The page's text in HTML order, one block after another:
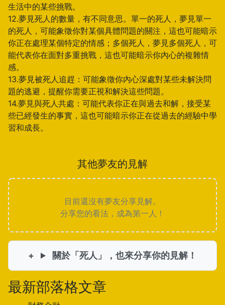
生活中的某些挑戰。
12.夢見死人的數量，有不同意思。單一的死人，夢見單一
的死人，可能象徵你對某個具體問題的關注，這也可能暗示
你正在處理某個特定的情感；多個死人，夢見多個死人，可
能代表你在面對多重挑戰，這也可能暗示你內心的複雜情
感。
13.夢見被死人追趕：可能象徵你內心深處對某些未解決問
題的逃避，提醒你需要正視和解決這些問題。
14.夢見與死人共處：可能代表你正在與過去和解，接受某
些已經發生的事實，這也可能暗示你正在從過去的經驗中學
習和成長。
其他夢友的見解
目前還沒有夢友分享見解。
分享您的看法，成為第一人！
關於「死人」，也來分享你的見解！
最新部落格文章